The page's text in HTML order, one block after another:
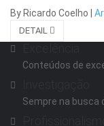
By Ricardo Coelho
DETAIL
Conteúdos de
Sempre na busca